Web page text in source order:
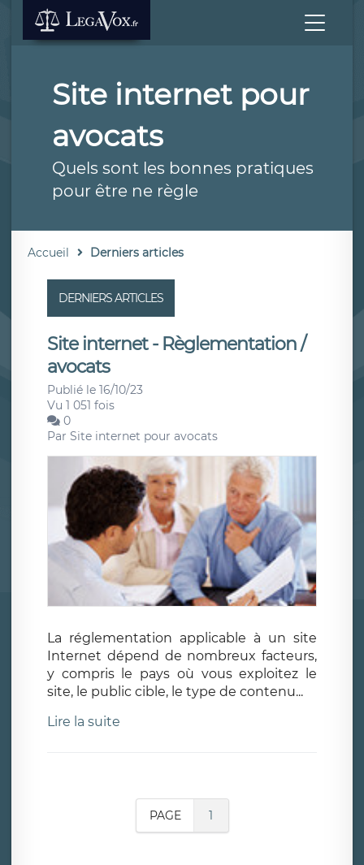
Site internet pour
avocats
Quels sont les bonnes pratiques
pour être ne règle
Accueil Derniers articles
DERNIERS ARTICLES
Site internet - Règlementation /
avocats
Publié le 16/10/23
Vu 1 051 fois
0
Par Site internet pour avocats
La réglementation applicable à un site
Internet dépend de nombreux facteurs,
y compris le pays où vous exploitez le
site, le public cible, le type de contenu...
Lire la suite
PAGE 1